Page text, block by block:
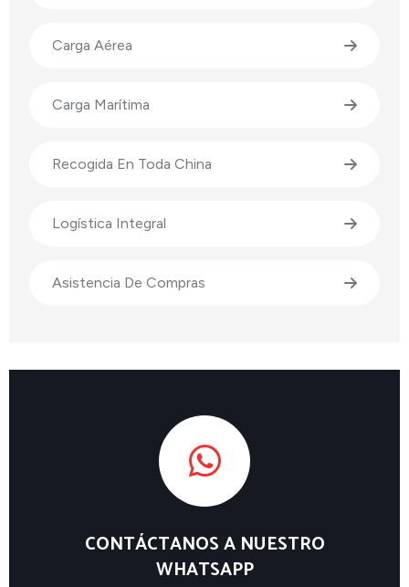
Carga Aérea
Carga Marítima
Recogida En Toda China
Logística Integral
Asistencia De Compras
CONTÁCTANOS A NUESTRO
WHATSAPP